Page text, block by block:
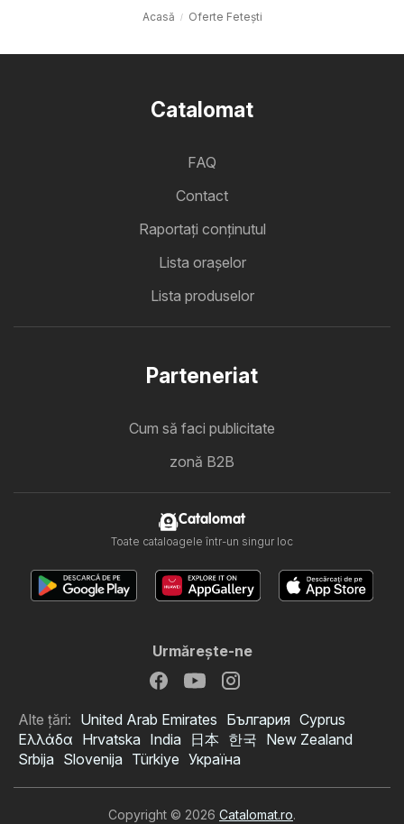
Acasă Oferte Feteşti
Catalomat
FAQ
Contact
Raportați conținutul
Lista oraşelor
Lista produselor
Parteneriat
Cum să faci publicitate
zonă B2B
Catalomat
Toate cataloagele într-un singur loc
Urmăreşte-ne
Alte țări: United Arab Emirates България Cyprus
Ελλάδα Hrvatska India 日本 한국 New Zealand
Srbija Slovenija Türkiye Україна
Copyright © 2026 Catalomat.ro.